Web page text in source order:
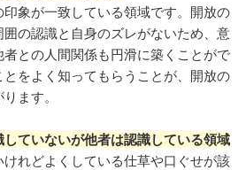
象が一致している領域です。開放の
の認識と自身のズレがないため、意
との人間関係も円滑に築くことがで
をよく知ってもらうことが、開放の
ます。
していないが他者は認識している領域
れどよくしている仕草や口ぐせが該